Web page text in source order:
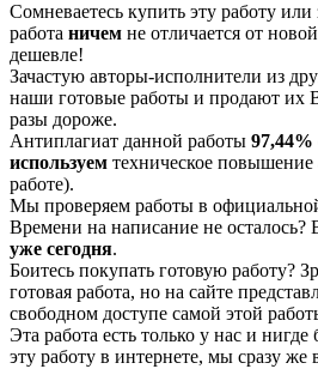
Сомневаетесь купить эту работу или
работа ничем не отличается от
дешевле!
Зачастую авторы-исполнители из
наши готовые работы и продают их
разы дороже.
Антиплагиат данной работы 97,44%
используем техническое
работе).
Мы проверяем работы в
Времени на написание не осталось?
уже сегодня.
Боитесь покупать готовую работу?
готовая работа, но на сайте
свободном доступе самой этой
Эта работа есть только у нас и
эту работу в интернете, мы сразу же